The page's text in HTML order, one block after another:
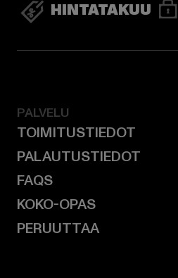
HINTATAKUU
PALVELU
TOIMITUSTIEDOT
PALAUTUSTIEDOT
FAQS
KOKO-OPAS
PERUUTTAA